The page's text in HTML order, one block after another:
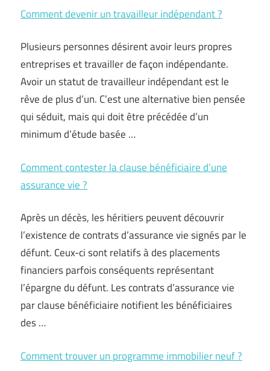
Comment devenir un travailleur indépendant ?
Plusieurs personnes désirent avoir leurs propres
entreprises et travailler de façon indépendante.
Avoir un statut de travailleur indépendant est le
rêve de plus d’un. C’est une alternative bien pensée
qui séduit, mais qui doit être précédée d’un
minimum d’étude basée …
Comment contester la clause bénéficiaire d’une
assurance vie ?
Après un décès, les héritiers peuvent découvrir
l’existence de contrats d’assurance vie signés par le
défunt. Ceux-ci sont relatifs à des placements
financiers parfois conséquents représentant
l’épargne du défunt. Les contrats d’assurance vie
par clause bénéficiaire notifient les bénéficiaires
des …
Comment trouver un programme immobilier neuf ?